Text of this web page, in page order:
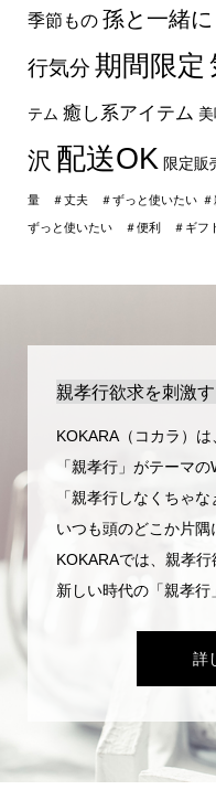
季節もの 孫と一緒に
行気分 期間限定
テム 癒し系アイテム
沢 配送OK 限定販
量 ＃丈夫 ＃ずっと使いたい
ずっと使いたい ＃便利 ＃ギフ
親孝行欲求を刺激
KOKARA（コカラ）は
「親孝行」がテーマの
「親孝行しなくちゃな
いつも頭のどこか片隅
KOKARAでは、親孝行
新しい時代の「親孝行
詳